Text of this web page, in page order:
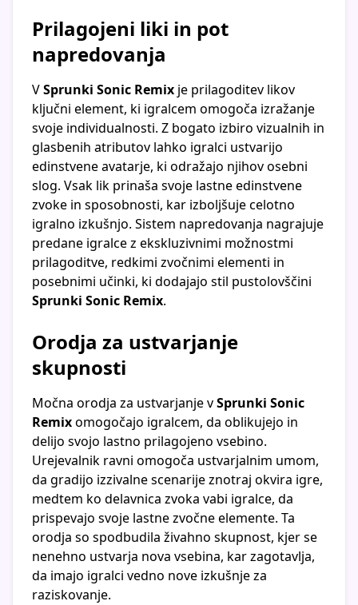
Prilagojeni liki in pot
napredovanja
VSprunki Sonic Remix je prilagoditev likov
ključni element, ki igralcem omogoča izražanje
svoje individualnosti. Z bogato izbiro vizualnih in
glasbenih atributov lahko igralci ustvarijo
edinstvene avatarje, ki odražajo njihov osebni
slog. Vsak lik prinaša svoje lastne edinstvene
zvoke in sposobnosti, kar izboljšuje celotno
igralno izkušnjo. Sistem napredovanja nagrajuje
predane igralce z ekskluzivnimi možnostmi
prilagoditve, redkimi zvočnimi elementi in
posebnimi učinki, ki dodajajo stil pustolovščini
Sprunki Sonic Remix.
Orodja za ustvarjanje
skupnosti
Močna orodja za ustvarjanje vSprunki Sonic
Remixomogočajo igralcem, da oblikujejo in
delijo svojo lastno prilagojeno vsebino.
Urejevalnik ravni omogoča ustvarjalnim umom,
da gradijo izzivalne scenarije znotraj okvira igre,
medtem ko delavnica zvoka vabi igralce, da
prispevajo svoje lastne zvočne elemente. Ta
orodja so spodbudila živahno skupnost, kjer se
nenehno ustvarja nova vsebina, kar zagotavlja,
da imajo igralci vedno nove izkušnje za
raziskovanje.